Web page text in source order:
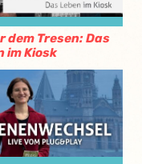
dem Tresen: Das
im Kiosk